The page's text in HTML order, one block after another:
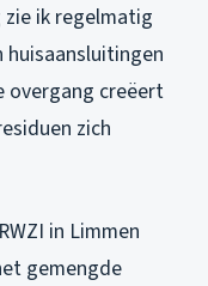
ik regelmatig
huisaansluitingen
overgang creëert
zich
in Limmen
gemengde